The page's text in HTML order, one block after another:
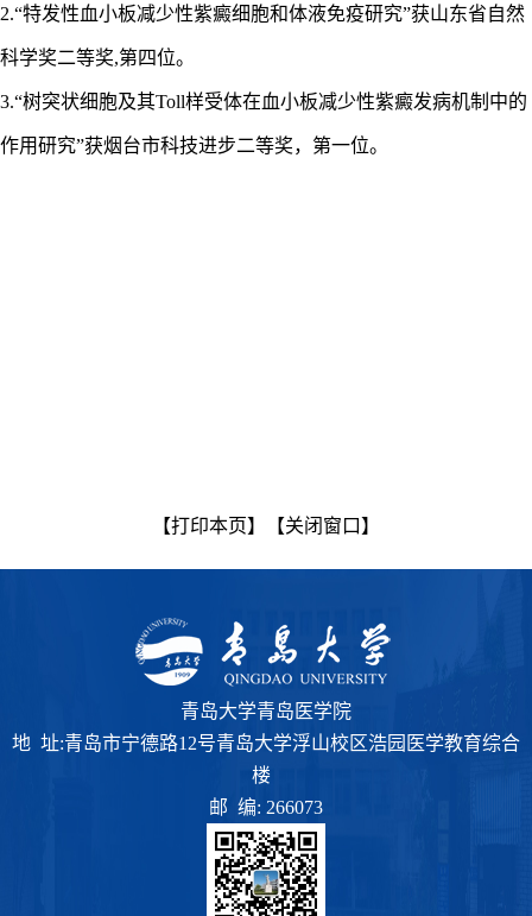
2.“特发性血小板减少性紫癜细胞和体液免疫研究”获山东省自然
科学奖二等奖,第四位。
3.“树突状细胞及其Toll样受体在血小板减少性紫癜发病机制中的
作用研究”获烟台市科技进步二等奖，第一位。
【打印本页】 【关闭窗口】
青岛大学青岛医学院
地 址:青岛市宁德路12号青岛大学浮山校区浩园医学教育综合
楼
邮 编: 266073